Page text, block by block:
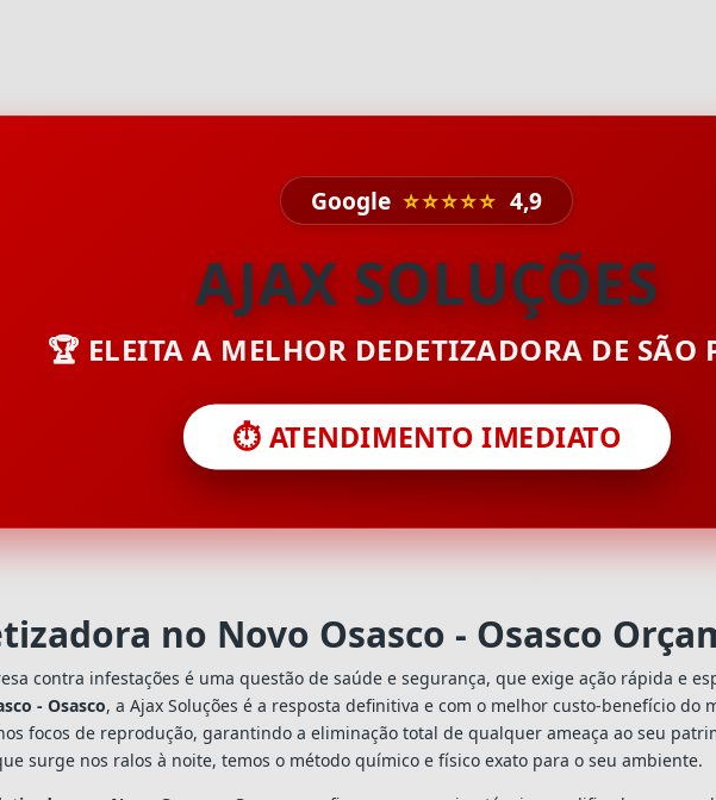
Google ⭐⭐⭐⭐⭐ 4,9
AJAX SOLUÇÕES
🏆 ELEITA A MELHOR DEDETIZADORA DE SÃO
⏱️ ATENDIMENTO IMEDIATO
no Novo Osasco - Osasco
contra infestações é uma questão de saúde e segurança, que exige ação rápida e
- Osasco, a Ajax Soluções é a resposta definitiva e com o melhor custo-benefício do
focos de reprodução, garantindo a eliminação total de qualquer ameaça ao seu
surge nos ralos à noite, temos o método químico e físico exato para o seu ambiente.